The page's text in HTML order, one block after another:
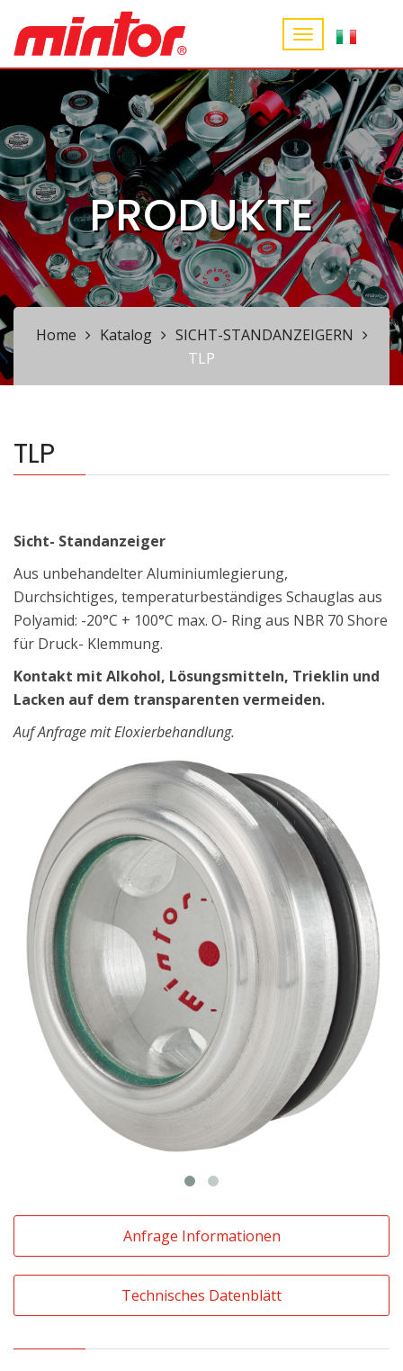
PRODUKTE
Home Katalog
SICHT-STANDANZEIGERN
TLP
TLP
Sicht- Standanzeiger
Aus unbehandelter Aluminiumlegierung,
Durchsichtiges, temperaturbeständiges Schauglas aus
Polyamid: -20°C + 100°C max. O- Ring aus NBR 70 Shore
für Druck- Klemmung.
Kontakt mit Alkohol, Lösungsmitteln, Trieklin und
Lacken auf dem transparenten vermeiden.
Auf Anfrage mit Eloxierbehandlung.
Anfrage Informationen
Technisches Datenblätt